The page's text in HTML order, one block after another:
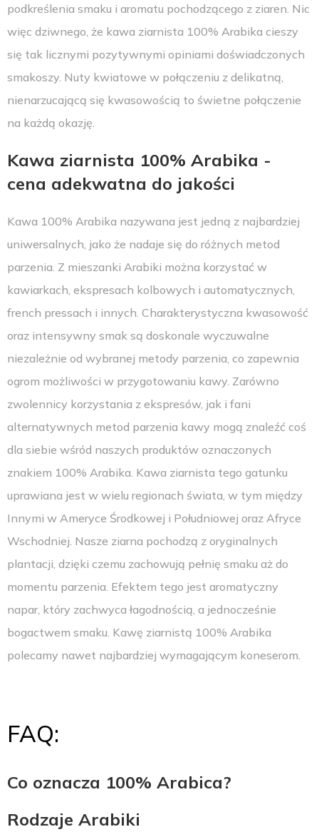
podkreślenia smaku i aromatu pochodzącego z ziaren. Nic
więc dziwnego, że kawa ziarnista 100% Arabika cieszy
się tak licznymi pozytywnymi opiniami doświadczonych
smakoszy. Nuty kwiatowe w połączeniu z delikatną,
nienarzucającą się kwasowością to świetne połączenie
na każdą okazję.
Kawa ziarnista 100% Arabika -
cena adekwatna do jakości
Kawa 100% Arabika nazywana jest jedną z najbardziej
uniwersalnych, jako że nadaje się do różnych metod
parzenia. Z mieszanki Arabiki można korzystać w
kawiarkach, ekspresach kolbowych i automatycznych,
french pressach i innych. Charakterystyczna kwasowość
oraz intensywny smak są doskonale wyczuwalne
niezależnie od wybranej metody parzenia, co zapewnia
ogrom możliwości w przygotowaniu kawy. Zarówno
zwolennicy korzystania z ekspresów, jak i fani
alternatywnych metod parzenia kawy mogą znaleźć coś
dla siebie wśród naszych produktów oznaczonych
znakiem 100% Arabika. Kawa ziarnista tego gatunku
uprawiana jest w wielu regionach świata, w tym między
Innymi w Ameryce Środkowej i Południowej oraz Afryce
Wschodniej. Nasze ziarna pochodzą z oryginalnych
plantacji, dzięki czemu zachowują pełnię smaku aż do
momentu parzenia. Efektem tego jest aromatyczny
napar, który zachwyca łagodnością, a jednocześnie
bogactwem smaku. Kawę ziarnistą 100% Arabika
polecamy nawet najbardziej wymagającym koneserom.
FAQ:
Co oznacza 100% Arabica?
Rodzaje Arabiki